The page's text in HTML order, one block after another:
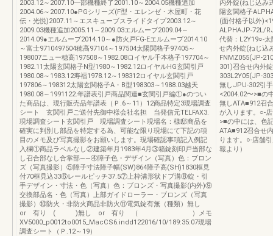
2003.12～2007.10一部機種終了2001.10～2004.05機種追加
2004.06～2007.10●PGシリーズ(F型・エレンゼ・木屋町・花
伝・光悦)2007.11～エスキューブスライドタイプ2003.12～
2009.03機種追加2005.11～2009.03エルムーブ2009.04～
2014.09●エルムーブ2014.10～●防火戸FG-Eエルムーブ2014.10
～富士9710497504穂高97104～197504太陽関格子97405～
198007ニュー穂高197508～1982.08ロイヤル千本格子197704～
1982.11太陽玄関格子N型1980～1982.12ロイヤルHG玄関引戸
1980.08～1983.12寿福1978.12～198312ロイヤル玄関引戸
197806～198312太陽玄関格子A・B型198303～1988.03越天
1980.08～1991122.年譜表引戸商品関連■玄関引戸編①●のつい
た商品は、現行販売品年譜表（Ｐ.6～11）12商品特定3現場調査
シート 玄関引戸ご送付先御中様会社名担 当発信元TELFAX3.
現場調査シート玄関引戸 現場調査シート現場名：様邸商品を
確実に判別し部品を特定する為、可能な限り現場にて下記の項
目のメモ及び写真撮影をお願いします。現場確認事項記入例記
入欄①商品ラベルなし②建築年月1983年4月③箱錠刻印戸当部な
し召合部なし合掌部――④障子色・デザイン（写真）色：ブロン
ズ（写真撮影）⑤障子寸法障子幅(SW)864障子高(SH)1830框見
付70框見込33⑥レールピッチ37.5⑦上枠溝形状ドブ溝⑧錠・引
手デザイン・寸法・色（写真）色：ブロンズ・写真撮影(内外)⑨
交換部品名・色（写真）上部ガイドローラー・ブロンズ（写真
撮影）⑩防火・非防火商品非防火⑪電気錠有無（種類）無し
or 有り ( )無し or 有り （ ）メモ
XV5000_p0012to0015_MacCS6.indd122016/10/189:35:07現場
調査シート（Ｐ.12～19）
内外錠(ねじ込み
陽玄関格子
(面付格子以外
ALPHA‌JP-72L/
代替：L2Y19○-
せ内外錠(ねじ込
FNMZ055(JP-
301)召合せ内外
303L2Y05(JP-
無しJPU-302引
<2004.02〜>■の
無しATA■912召
が入ります。○-
>■の中には、色
ATA■912召合せ
ります。○-店舗
報より）